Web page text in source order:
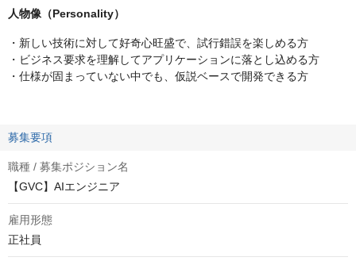
人物像（Personality）
・新しい技術に対して好奇心旺盛で、試行錯誤を楽しめる方
・ビジネス要求を理解してアプリケーションに落とし込める方
・仕様が固まっていない中でも、仮説ベースで開発できる方
募集要項
職種 / 募集ポジション名
【GVC】AIエンジニア
雇用形態
正社員